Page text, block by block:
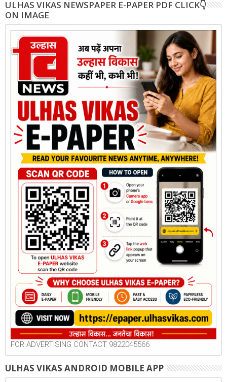
ULHAS VIKAS NEWSPAPER E-PAPER PDF CLICK👇
ON IMAGE
FOR ADVERTISING CONTACT 9822045566
ULHAS VIKAS ANDROID MOBILE APP